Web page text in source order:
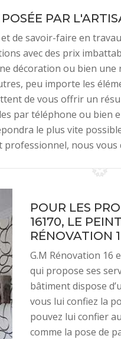
PAR
de savoir-faire en
avec des prix
décoration ou bien une
peu importe les
de vous offrir un
par téléphone ou bien
le plus vite
professionnel, nous vous
POUR LES
16170, LE
RÉNOVATION
G.M Rénovation 16
qui propose ses
bâtiment dispose
vous lui confiez la
pouvez lui confier
comme la pose de